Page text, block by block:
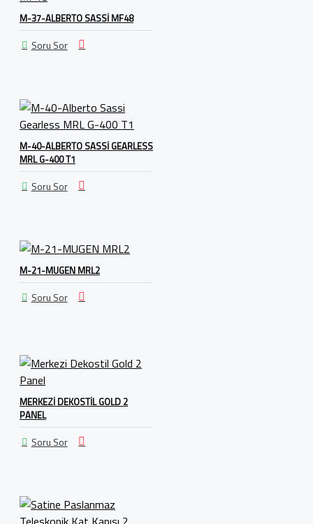
M-37-ALBERTO SASSI MF48
Soru Sor
M-40-ALBERTO SASSI GEARLESS
MRL G-400 T1
Soru Sor
M-21-MUGEN MRL2
Soru Sor
MERKEZI DEKOSTIL GOLD 2
PANEL
Soru Sor